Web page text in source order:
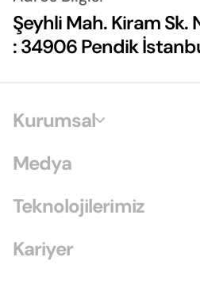
Şeyhli Mah. Kiram Sk.
: 34906 Pendik
Kurumsal
Medya
Teknolojilerimiz
Kariyer